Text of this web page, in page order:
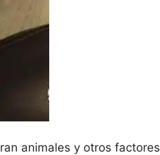
animales y otros factores